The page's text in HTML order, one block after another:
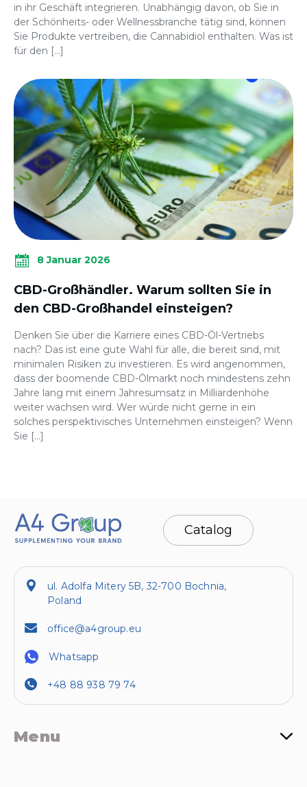
in ihr Geschäft integrieren. Unabhängig davon, ob Sie in
der Schönheits- oder Wellnessbranche tätig sind, können
Sie Produkte vertreiben, die Cannabidiol enthalten. Was ist
für den […]
8 Januar 2026
CBD-Großhändler. Warum sollten Sie in
den CBD-Großhandel einsteigen?
Denken Sie über die Karriere eines CBD-Öl-Vertriebs
nach? Das ist eine gute Wahl für alle, die bereit sind, mit
minimalen Risiken zu investieren. Es wird angenommen,
dass der boomende CBD-Ölmarkt noch mindestens zehn
Jahre lang mit einem Jahresumsatz in Milliardenhöhe
weiter wachsen wird. Wer würde nicht gerne in ein
solches perspektivisches Unternehmen einsteigen? Wenn
Sie […]
Catalog
ul. Adolfa Mitery 5B, 32-700 Bochnia,
Poland
office@a4group.eu
Whatsapp
+48 88 938 79 74
Menu